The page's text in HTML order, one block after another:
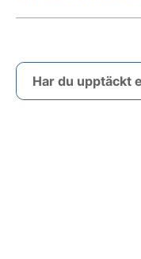
Har du upptäckt